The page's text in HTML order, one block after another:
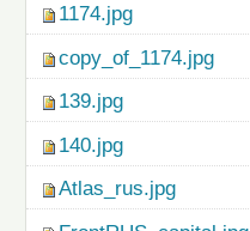
1174.jpg
copy_of_1174.jpg
139.jpg
140.jpg
Atlas_rus.jpg